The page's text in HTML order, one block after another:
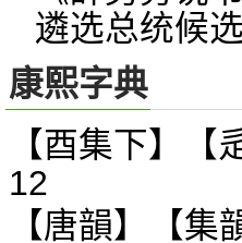
遴选总统候
康熙字典
【酉集下】
12
【唐韻】【